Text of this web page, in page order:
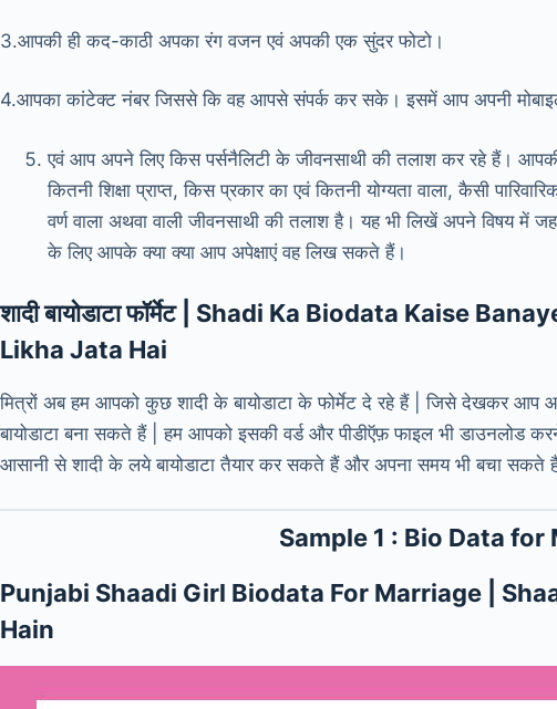
3.आपकी ही कद-काठी अपका रंग वजन एवं अपकी एक सुंदर फोटो।
4.आपका कांटेक्ट नंबर जिससे कि वह आपसे संपर्क कर सके। इसमें आप अपनी
एवं आप अपने लिए किस पर्सनैलिटी के जीवनसाथी की तलाश कर रहे हैं।
कितनी शिक्षा प्राप्त, किस प्रकार का एवं कितनी योग्यता वाला, कैसी
वर्ण वाला अथवा वाली जीवनसाथी की तलाश है। यह भी लिखें अपने विषय में
के लिए आपके क्या क्या आप अपेक्षाएं वह लिख सकते हैं।
शादी बायोडाटा फॉर्मेट | Shadi Ka Biodata Kaise
Likha Jata Hai
मित्रों अब हम आपको कुछ शादी के बायोडाटा के फोर्मेट दे रहे हैं | जिसे देखकर आप
बायोडाटा बना सकते हैं | हम आपको इसकी वर्ड और पीडीऍफ़ फाइल भी डाउनलोड
आसानी से शादी के लये बायोडाटा तैयार कर सकते हैं और अपना समय भी बचा सकते हैं
Sample 1 : Bio Data for
Punjabi Shaadi Girl Biodata For Marriage |
Hain